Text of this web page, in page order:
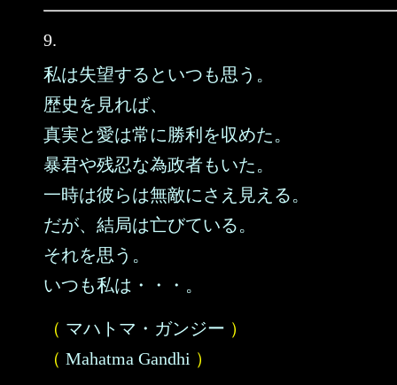
9.
私は失望するといつも思う。
歴史を見れば、
真実と愛は常に勝利を収めた。
暴君や残忍な為政者もいた。
一時は彼らは無敵にさえ見える。
だが、結局は亡びている。
それを思う。
いつも私は・・・。
（ マハトマ・ガンジー ）
（ Mahatma Gandhi ）